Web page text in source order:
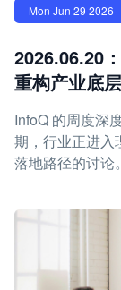
Mon Jun 29 2026
2026.06.20
重构产业底层
InfoQ 的周度深
期，行业正进入
落地路径的讨论。